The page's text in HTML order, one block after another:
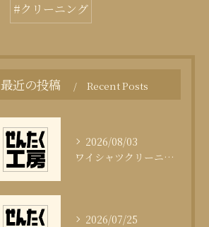
#クリーニング
最近の投稿 Recent Posts
2026/08/03
ワイシャツクリーニング頻度と清潔感の科学
2026/07/25